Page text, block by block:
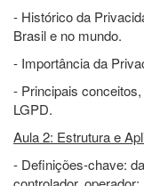
- Histórico da
Brasil e no mundo.
- Importância da
- Principais
LGPD.
Aula 2: Estrutura e
- Definições-chave: